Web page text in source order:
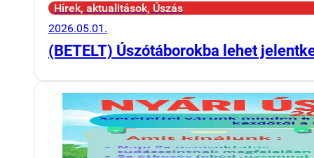
Hírek, aktualitások, Úszás
2026.05.01.
(BETELT) Úszótáborokba lehet